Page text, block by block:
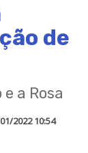
de
a Rosa
2022 10:54